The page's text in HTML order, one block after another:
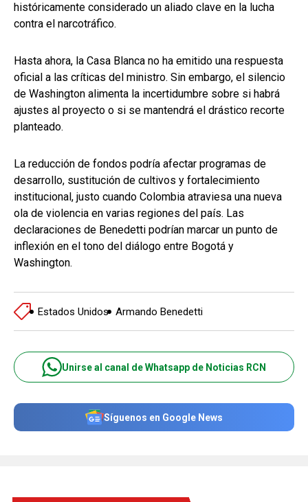
históricamente considerado un aliado clave en la lucha
contra el narcotráfico.
Hasta ahora, la Casa Blanca no ha emitido una respuesta
oficial a las críticas del ministro. Sin embargo, el silencio
de Washington alimenta la incertidumbre sobre si habrá
ajustes al proyecto o si se mantendrá el drástico recorte
planteado.
La reducción de fondos podría afectar programas de
desarrollo, sustitución de cultivos y fortalecimiento
institucional, justo cuando Colombia atraviesa una nueva
ola de violencia en varias regiones del país. Las
declaraciones de Benedetti podrían marcar un punto de
inflexión en el tono del diálogo entre Bogotá y
Washington.
Estados Unidos Armando Benedetti
Unirse al canal de Whatsapp de Noticias RCN
Síguenos en Google News